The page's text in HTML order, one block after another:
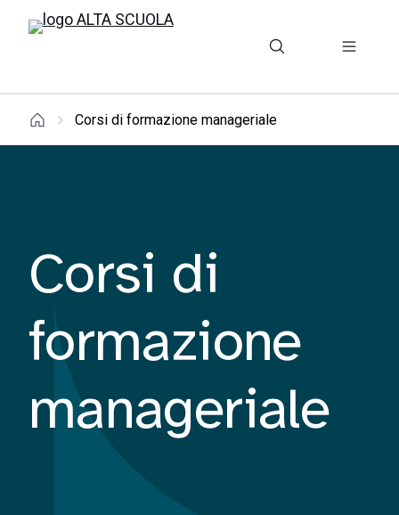
Corsi di formazione manageriale
Corsi di
formazione
manageriale